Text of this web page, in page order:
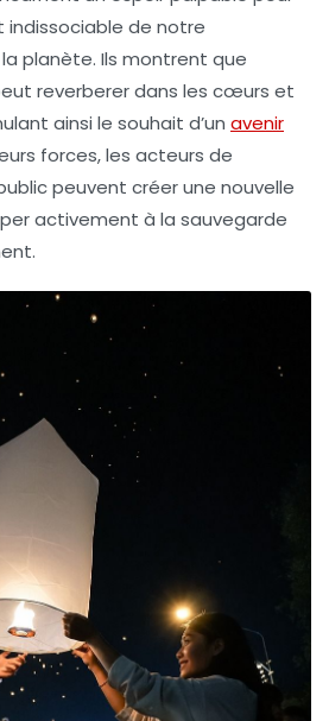
indissociable de notre
planète. Ils montrent que
reverberer dans les cœurs et
ainsi le souhait d’un avenir
forces, les acteurs de
peuvent créer une nouvelle
activement à la sauvegarde